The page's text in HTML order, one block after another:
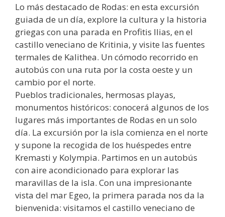
Lo más destacado de Rodas: en esta excursión
guiada de un día, explore la cultura y la historia
griegas con una parada en Profitis Ilias, en el
castillo veneciano de Kritinia, y visite las fuentes
termales de Kalithea. Un cómodo recorrido en
autobús con una ruta por la costa oeste y un
cambio por el norte.
Pueblos tradicionales, hermosas playas,
monumentos históricos: conocerá algunos de los
lugares más importantes de Rodas en un solo
día. La excursión por la isla comienza en el norte
y supone la recogida de los huéspedes entre
Kremasti y Kolympia. Partimos en un autobús
con aire acondicionado para explorar las
maravillas de la isla. Con una impresionante
vista del mar Egeo, la primera parada nos da la
bienvenida: visitamos el castillo veneciano de